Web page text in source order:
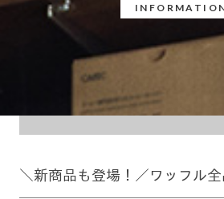
＼新商品も登場！／ワッフル全